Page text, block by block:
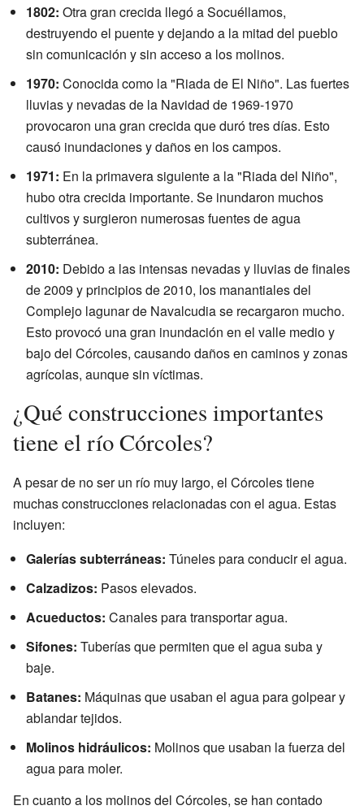
1802: Otra gran crecida llegó a Socuéllamos,
destruyendo el puente y dejando a la mitad del pueblo
sin comunicación y sin acceso a los molinos.
1970: Conocida como la "Riada de El Niño". Las fuertes
lluvias y nevadas de la Navidad de 1969-1970
provocaron una gran crecida que duró tres días. Esto
causó inundaciones y daños en los campos.
1971: En la primavera siguiente a la "Riada del Niño",
hubo otra crecida importante. Se inundaron muchos
cultivos y surgieron numerosas fuentes de agua
subterránea.
2010: Debido a las intensas nevadas y lluvias de finales
de 2009 y principios de 2010, los manantiales del
Complejo lagunar de Navalcudia se recargaron mucho.
Esto provocó una gran inundación en el valle medio y
bajo del Córcoles, causando daños en caminos y zonas
agrícolas, aunque sin víctimas.
¿Qué construcciones importantes
tiene el río Córcoles?
A pesar de no ser un río muy largo, el Córcoles tiene
muchas construcciones relacionadas con el agua. Estas
incluyen:
Galerías subterráneas: Túneles para conducir el agua.
Calzadizos: Pasos elevados.
Acueductos: Canales para transportar agua.
Sifones: Tuberías que permiten que el agua suba y
baje.
Batanes: Máquinas que usaban el agua para golpear y
ablandar tejidos.
Molinos hidráulicos: Molinos que usaban la fuerza del
agua para moler.
En cuanto a los molinos del Córcoles, se han contado